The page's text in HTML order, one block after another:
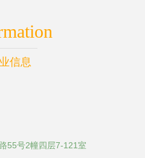
信息
55号2幢四层7-121室